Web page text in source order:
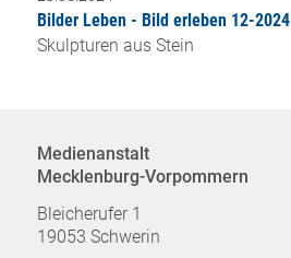
Bilder Leben - Bild erleben 12-2024
Skulpturen aus Stein
Medienanstalt
Mecklenburg-Vorpommern
Bleicherufer 1
19053 Schwerin